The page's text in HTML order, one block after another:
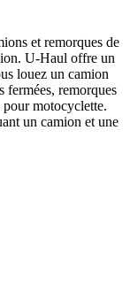
et remorques de
U-Haul offre un
louez un camion
fermées, remorques
motocyclette.
un camion et une